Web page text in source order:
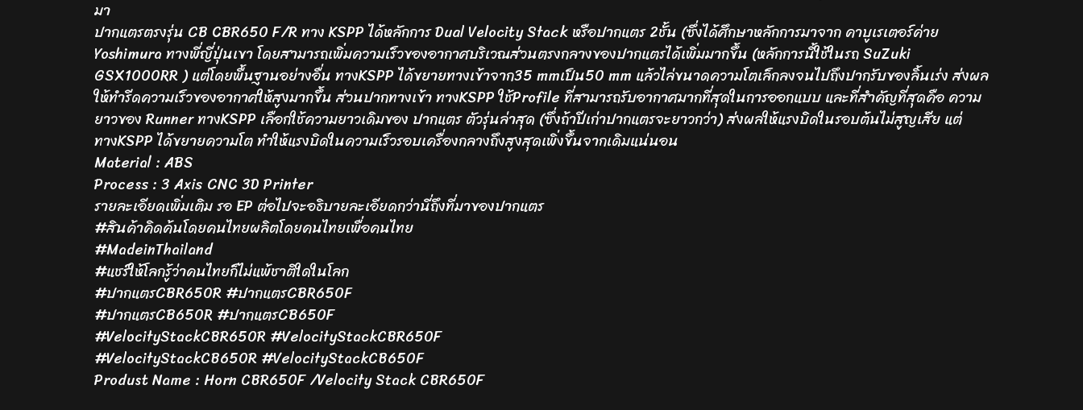
มา
ปากแตรตรงรุ่น CB CBR650 F/R ทาง KSPP ได้หลักการ Dual Velocity Stack หรือปากแตร 2ชั้น (ซึ่งได้ศึกษาหลักการมาจาก คาบูเรเตอร์ค่าย
Yoshimura ทางพี่ญี่ปุ่นเขา โดยสามารถเพิ่มความเร็วของอากาศบริเวณส่วนตรงกลางของปากแตรได้เพิ่มมากขึ้น (หลักการนี้ใช้ในรถ SuZuki
GSX1000RR ) แต่โดยพื้นฐานอย่างอื่น ทางKSPP ได้ขยายทางเข้าจาก35 mmเป็น50 mm แล้วไล่ขนาดความโตเล็กลงจนไปถึงปากรับของลิ้นเร่ง ส่งผล
ให้ทำรีดความเร็วของอากาศให้สูงมากขึ้น ส่วนปากทางเข้า ทางKSPP ใช้Profile ที่สามารถรับอากาศมากที่สุดในการออกแบบ และที่สำคัญที่สุดคือ ความ
ยาวของ Runner ทางKSPP เลือกใช้ความยาวเดิมของ ปากแตร ตัวรุ่นล่าสุด (ซึ่งถ้าปีเก่าปากแตรจะยาวกว่า) ส่งผลให้แรงบิดในรอบต้นไม่สูญเสีย แต่
ทางKSPP ได้ขยายความโต ทำให้แรงบิดในความเร็วรอบเครื่องกลางถึงสูงสุดเพิ่งขึ้นจากเดิมแน่นอน
Material : ABS
Process : 3 Axis CNC 3D Printer
รายละเอียดเพิ่มเติม รอ EP ต่อไปจะอธิบายละเอียดกว่านี่ถึงที่มาของปากแตร
#สินค้าคิดค้นโดยคนไทยผลิตโดยคนไทยเพื่อคนไทย
#MadeinThailand
#แชร์ให้โลกรู้ว่าคนไทยก็ไม่แพ้ชาติใดในโลก
#ปากแตรCBR650R #ปากแตรCBR650F
#ปากแตรCB650R #ปากแตรCB650F
#VelocityStackCBR650R #VelocityStackCBR650F
#VelocityStackCB650R #VelocityStackCB650F
Produst Name : Horn CBR650F /Velocity Stack CBR650F